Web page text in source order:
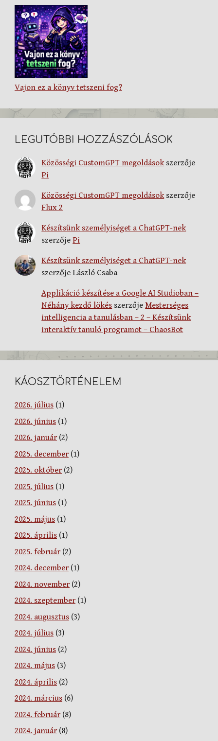
Vajon ez a könyv tetszeni fog?
LEGUTÓBBI HOZZÁSZÓLÁSOK
Közösségi CustomGPT megoldásokszerzője
Pi
Közösségi CustomGPT megoldásokszerzője
Flux 2
Készítsünk személyiséget a ChatGPT-nek
szerzője Pi
Készítsünk személyiséget a ChatGPT-nek
szerzője László Csaba
Applikáció készítése a Google AI Studioban –
Néhány kezdő lökés szerzőjeMesterséges
intelligencia a tanulásban – 2 – Készítsünk
interaktív tanuló programot – ChaosBot
KÁOSZTÖRTÉNELEM
2026. július (1)
2026. június (1)
2026. január(2)
2025. december(1)
2025. október(2)
2025. július (1)
2025. június (1)
2025. május (1)
2025. április (1)
2025. február(2)
2024. december(1)
2024. november(2)
2024. szeptember(1)
2024. augusztus (3)
2024. július (3)
2024. június (2)
2024. május (3)
2024. április (2)
2024. március (6)
2024. február(8)
2024. január(8)